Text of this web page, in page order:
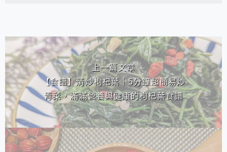
相連文章
上一篇文章
【食譜】清炒枸杞葉｜5分鐘超簡易炒
青菜，滿滿營養與健康的枸杞葉食譜